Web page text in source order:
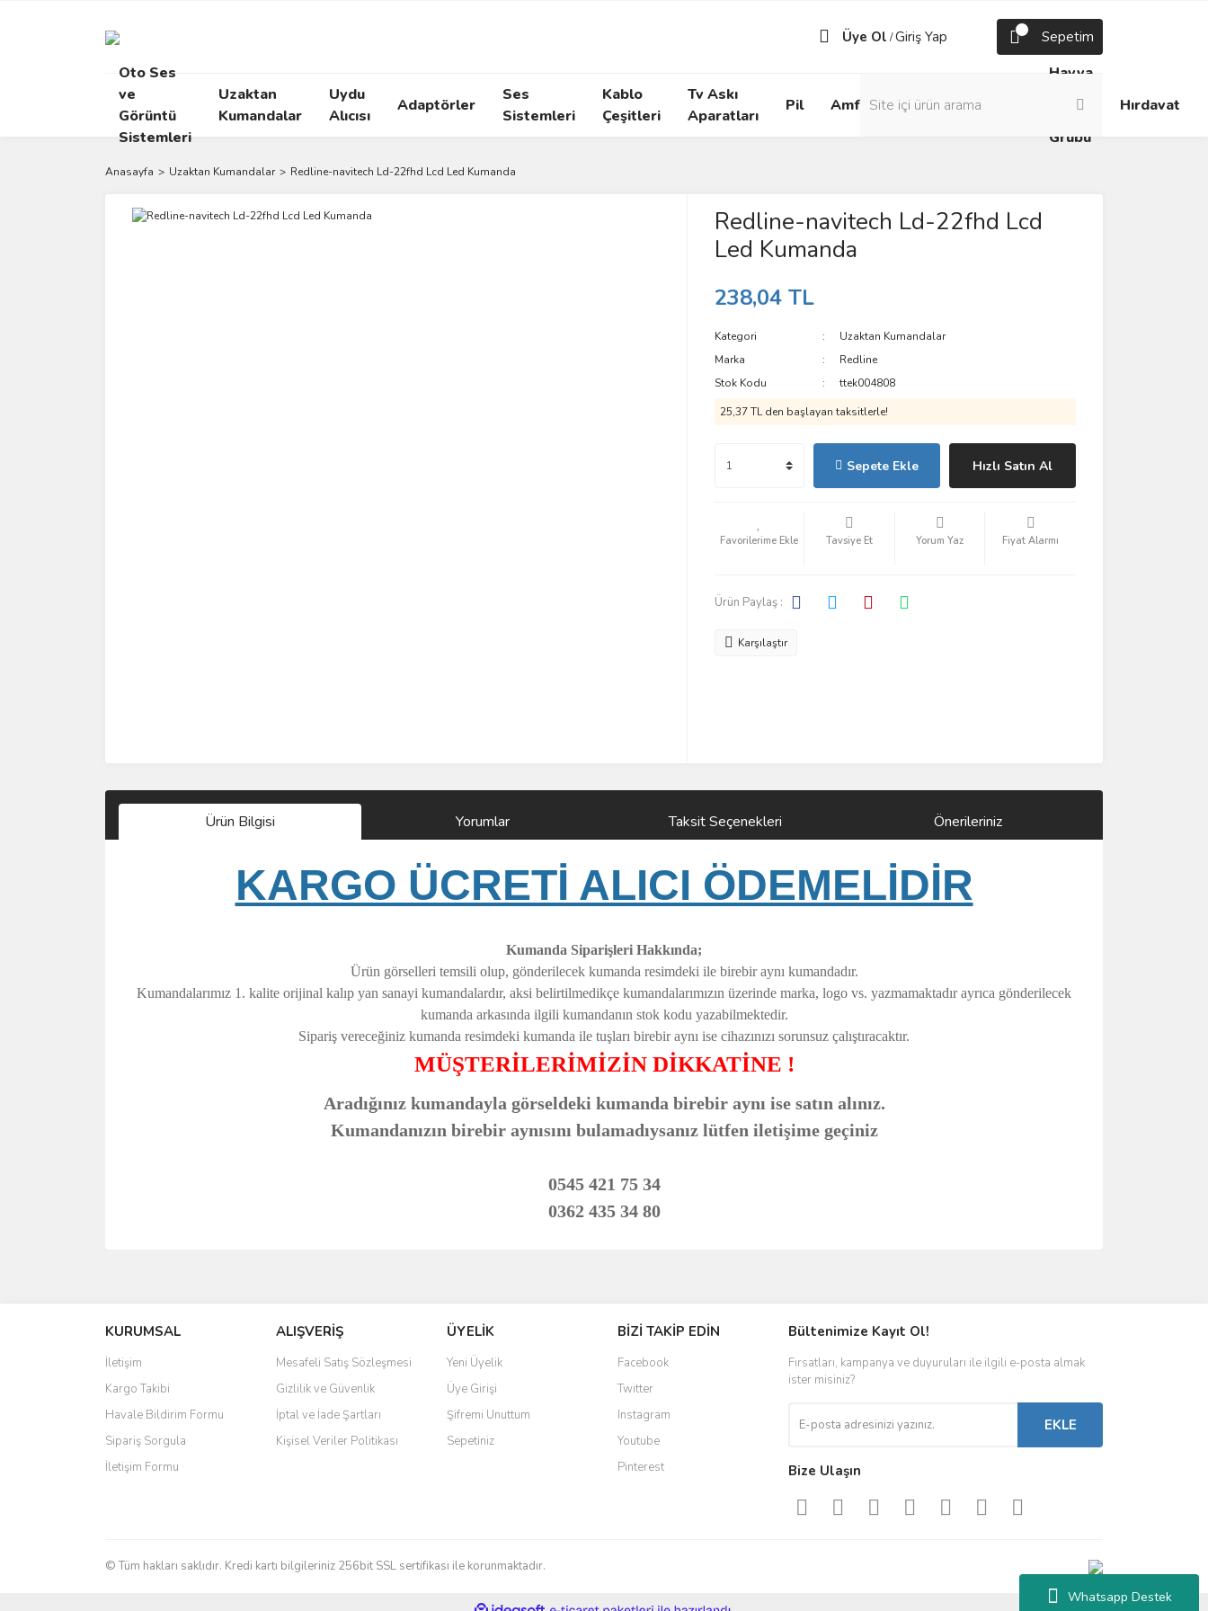
Whatsapp Destek
Üye Ol /Giriş Yap Sepetim
Oto Ses
ve
Görüntü
Sistemleri
Uzaktan
Kumandalar
Uydu
Alıcısı
Adaptörler
Ses
Sistemleri
Kablo
Çeşitleri
Tv Askı
Aparatları
Pil Amfi
Box
Prizler
Havya
Lehim
Grubu
Hırdavat
Anasayfa Uzaktan Kumandalar Redline-navitech Ld-22fhd Lcd Led Kumanda
Redline-navitech Ld-22fhd Lcd
Led Kumanda
238,04 TL
Kategori
Uzaktan Kumandalar
Marka
Redline
Stok Kodu
ttek004808
25,37 TL den başlayan taksitlerle!
Sepete Ekle Hızlı Satın Al
Tavsiye Et Yorum Yaz Fiyat Alarmı
Ürün Paylaş :
Karşılaştır
Ürün Bilgisi Yorumlar Taksit Seçenekleri Önerileriniz
KARGO ÜCRETİ ALICI ÖDEMELİDİR
Kumanda Siparişleri Hakkında;
Ürün görselleri temsili olup, gönderilecek kumanda resimdeki ile birebir aynı kumandadır.
Kumandalarımız 1. kalite orijinal kalıp yan sanayi kumandalardır, aksi belirtilmedikçe kumandalarımızın üzerinde marka, logo vs. yazmamaktadır ayrıca gönderilecek
kumanda arkasında ilgili kumandanın stok kodu yazabilmektedir.
Sipariş vereceğiniz kumanda resimdeki kumanda ile tuşları birebir aynı ise cihazınızı sorunsuz çalıştıracaktır.
MÜŞTERİLERİMİZİN DİKKATİNE !
Aradığınız kumandayla görseldeki kumanda birebir aynı ise satın alınız.
Kumandanızın birebir aynısını bulamadıysanız lütfen iletişime geçiniz
0545 421 75 34
0362 435 34 80
Ürün resmi kalitesiz, bozuk veya görüntülenemiyor.
Ürün açıklamasında eksik bilgiler bulunuyor.
Ürün bilgilerinde hatalar bulunuyor.
Ürün fiyatı diğer sitelerden daha pahalı.
Bu ürüne benzer farklı alternatifler olmalı.
KURUMSAL
İletişim
Kargo Takibi
Havale Bildirim Formu
Sipariş Sorgula
İletişim Formu
ALIŞVERİŞ
Mesafeli Satış Sözleşmesi
Gizlilik ve Güvenlik
İptal ve İade Şartları
Kişisel Veriler Politikası
ÜYELİK
Yeni Üyelik
Üye Girişi
Şifremi Unuttum
Sepetiniz
BİZİ TAKİP EDİN
Facebook
Twitter
Instagram
Youtube
Pinterest
Bültenimize Kayıt Ol!
Fırsatları, kampanya ve duyuruları ile ilgili e-posta almak
ister misiniz?
EKLE
Bize Ulaşın
© Tüm hakları saklıdır. Kredi kartı bilgileriniz 256bit SSL sertifikası ile korunmaktadır.